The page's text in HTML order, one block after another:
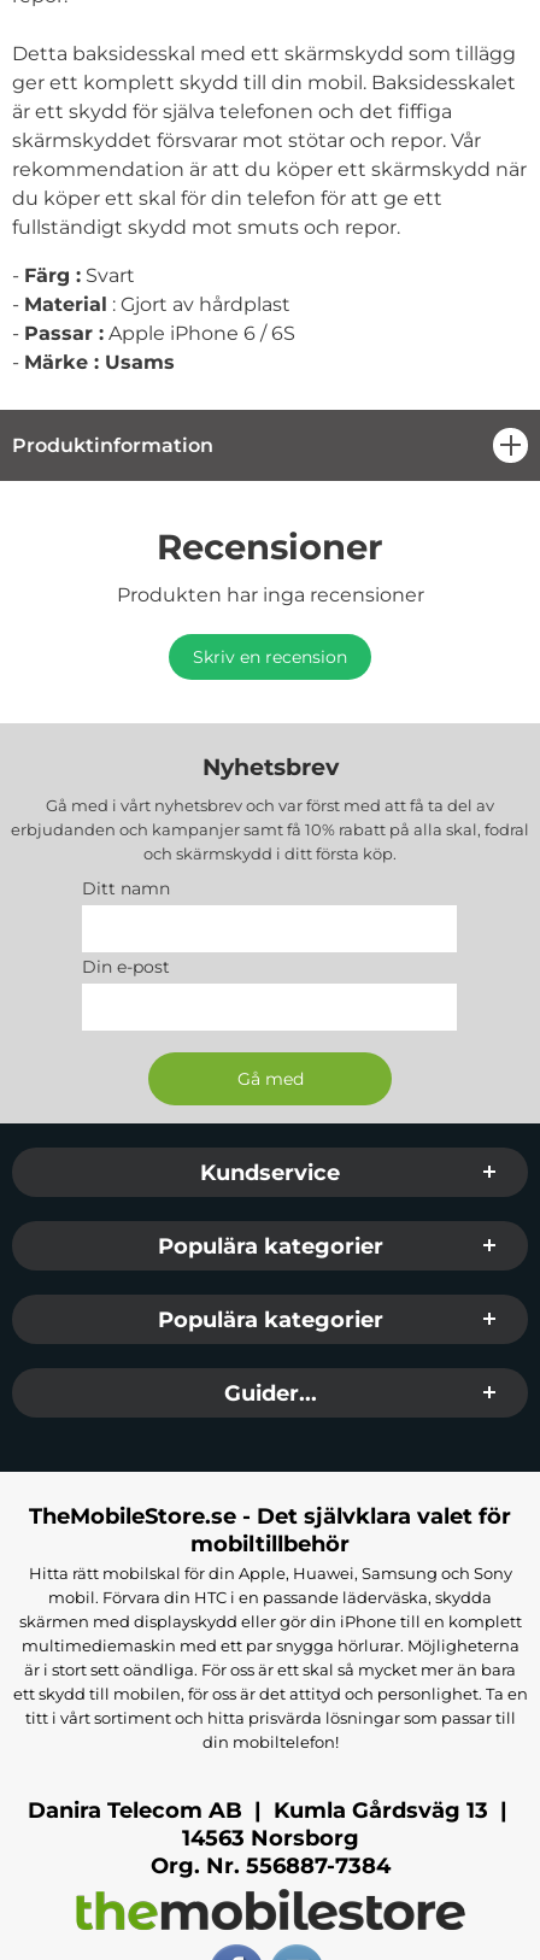
Detta baksidesskal med ett skärmskydd som tillägg
ger ett komplett skydd till din mobil. Baksidesskalet
är ett skydd för själva telefonen och det fiffiga
skärmskyddet försvarar mot stötar och repor. Vår
rekommendation är att du köper ett skärmskydd när
du köper ett skal för din telefon för att ge ett
fullständigt skydd mot smuts och repor.
- Färg : Svart
- Material : Gjort av hårdplast
- Passar : Apple iPhone 6 / 6S
- Märke : Usams
Produktinformation
Recensioner
Produkten har inga recensioner
Skriv en recension
Nyhetsbrev
Gå med i vårt nyhetsbrev och var först med att få ta del av
erbjudanden och kampanjer samt få 10% rabatt på alla skal, fodral
och skärmskydd i ditt första köp.
Ditt namn
Din e-post
Sidfot Blandad info och länkar
Kundservice
Populära kategorier
Populära kategorier
Guider...
TheMobileStore.se - Det självklara valet för
mobiltillbehör
Hitta rätt mobilskal för din Apple, Huawei, Samsung och Sony
mobil. Förvara din HTC i en passande läderväska, skydda
skärmen med displayskydd eller gör din iPhone till en komplett
multimediemaskin med ett par snygga hörlurar. Möjligheterna
är i stort sett oändliga. För oss är ett skal så mycket mer än bara
ett skydd till mobilen, för oss är det attityd och personlighet. Ta en
titt i vårt sortiment och hitta prisvärda lösningar som passar till
din mobiltelefon!
Danira Telecom AB | Kumla Gårdsväg 13 |
14563 Norsborg
Org. Nr. 556887-7384